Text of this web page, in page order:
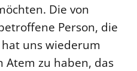
Die von
Person, die
uns wiederum
Atem zu haben, das